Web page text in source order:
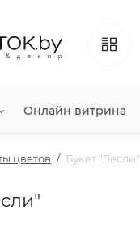
Онлайн витрина
цветов Букет "Лесли"